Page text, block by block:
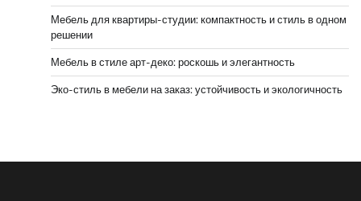
Мебель для квартиры-студии: компактность и стиль в одном
решении
Мебель в стиле арт-деко: роскошь и элегантность
Эко-стиль в мебели на заказ: устойчивость и экологичность